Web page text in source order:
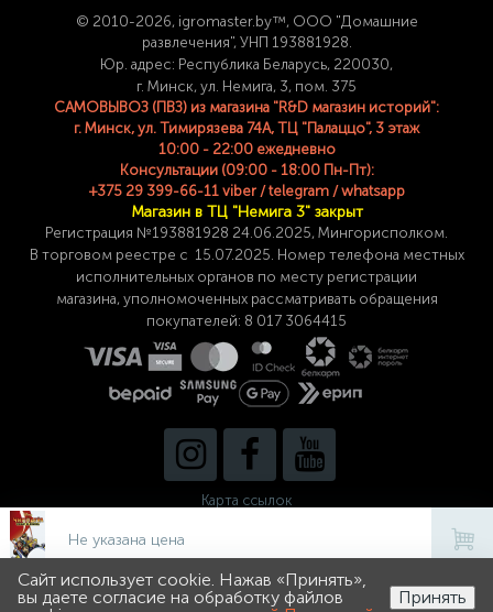
0 0
Не указана цена
© 2010-2026, igromaster.by™, ООО "Домашние
развлечения", УНП 193881928.
Юр. адрес: Республика Беларусь, 220030,
г. Минск, ул. Немига, 3, пом. 375
САМОВЫВОЗ (ПВЗ) из магазина "R&D магазин историй":
г. Минск, ул. Тимирязева 74A, ТЦ "Палаццо", 3 этаж
10:00 - 22:00 ежедневно
Консультации (09:00 - 18:00 Пн-Пт):
+375 29 399-66-11 viber / telegram / whatsapp
Магазин в ТЦ "Немига 3" закрыт
Регистрация №193881928 24 .06.2025, Мингорисполком.
В торговом реестре с 15.07.2025. Номер телефона местных
исполнительных органов по месту регистрации
магазина,уполномоченных рассматривать обращения
покупателей: 8 017 3064415
Карта ссылок
Сайт использует cookie. Нажав «Принять»,
вы даете согласие на обработку файлов
Принять